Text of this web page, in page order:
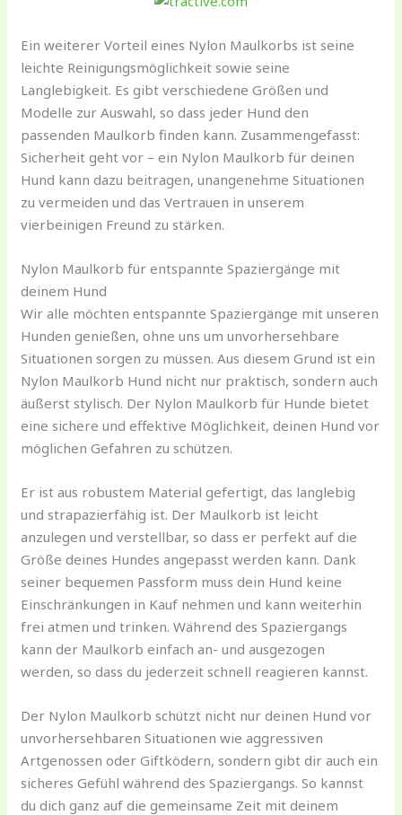
Ein weiterer Vorteil eines Nylon Maulkorbs ist seine
leichte Reinigungsmöglichkeit sowie seine
Langlebigkeit. Es gibt verschiedene Größen und
Modelle zur Auswahl, so dass jeder Hund den
passenden Maulkorb finden kann. Zusammengefasst:
Sicherheit geht vor – ein Nylon Maulkorb für deinen
Hund kann dazu beitragen, unangenehme Situationen
zu vermeiden und das Vertrauen in unserem
vierbeinigen Freund zu stärken.
Nylon Maulkorb für entspannte Spaziergänge mit
deinem Hund
Wir alle möchten entspannte Spaziergänge mit unseren
Hunden genießen, ohne uns um unvorhersehbare
Situationen sorgen zu müssen. Aus diesem Grund ist ein
Nylon Maulkorb Hund nicht nur praktisch, sondern auch
äußerst stylisch. Der Nylon Maulkorb für Hunde bietet
eine sichere und effektive Möglichkeit, deinen Hund vor
möglichen Gefahren zu schützen.
Er ist aus robustem Material gefertigt, das langlebig
und strapazierfähig ist. Der Maulkorb ist leicht
anzulegen und verstellbar, so dass er perfekt auf die
Größe deines Hundes angepasst werden kann. Dank
seiner bequemen Passform muss dein Hund keine
Einschränkungen in Kauf nehmen und kann weiterhin
frei atmen und trinken. Während des Spaziergangs
kann der Maulkorb einfach an- und ausgezogen
werden, so dass du jederzeit schnell reagieren kannst.
Der Nylon Maulkorb schützt nicht nur deinen Hund vor
unvorhersehbaren Situationen wie aggressiven
Artgenossen oder Giftködern, sondern gibt dir auch ein
sicheres Gefühl während des Spaziergangs. So kannst
du dich ganz auf die gemeinsame Zeit mit deinem